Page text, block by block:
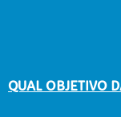
QUAL OBJETIVO